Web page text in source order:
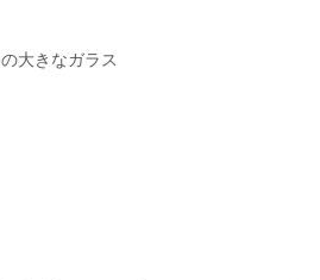
大きなガラス